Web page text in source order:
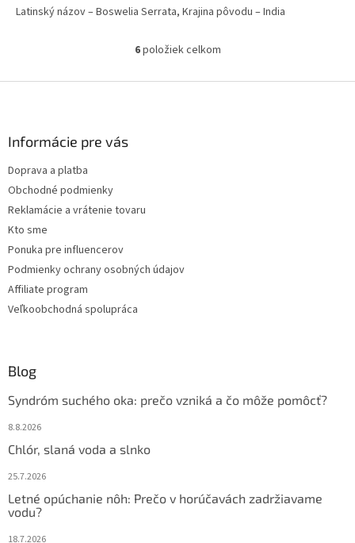
Latinský názov – Boswelia Serrata, Krajina pôvodu – India
O
l
v
6položiek celkom
Informácie pre vás
Doprava a platba
Obchodné podmienky
Reklamácie a vrátenie tovaru
Kto sme
Ponuka pre influencerov
Podmienky ochrany osobných údajov
Affiliate program
Veľkoobchodná spolupráca
Blog
Syndróm suchého oka: prečo vzniká a čo môže pomôcť?
8.8.2026
Chlór, slaná voda a slnko
25.7.2026
Letné opúchanie nôh: Prečo v horúčavách zadržiavame
vodu?
18.7.2026